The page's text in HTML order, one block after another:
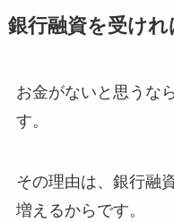
銀行融資を受け
お金がないと思うな
す。
その理由は、銀行融
増えるからです。